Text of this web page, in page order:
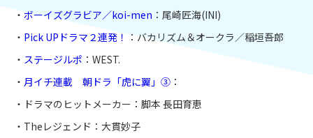
・ ボーイズグラビア／koi-men ：尾崎匠海(INI)
・ Pick UPドラマ２連発！ ：バカリズム＆オークラ／稲垣吾郎
・ ステージルポ ：WEST.
・ 月イチ連載 朝ドラ「虎に翼」③ ：
・ドラマのヒットメーカー：脚本 長田育恵
・Theレジェンド：大貫妙子